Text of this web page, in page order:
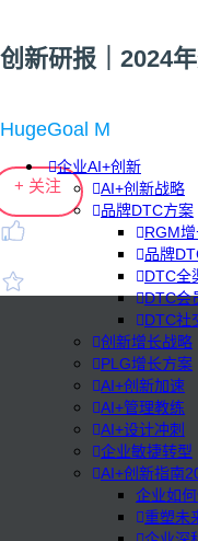
企业AI+创新
AI+创新战略
品牌DTC方案
RGM
品牌
DTC全
DTC会
DTC社
创新增长战略
PLG增长方案
AI+创新加速
AI+管理教练
AI+设计冲刺
企业敏捷转型
AI+创新指南
企业如
重塑未
创新研报｜2024
HugeGoal M
+ 关注